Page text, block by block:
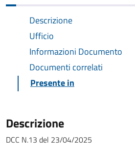
Descrizione
Ufficio
Informazioni Documento
Documenti correlati
Presente in
Descrizione
DCC N.13 del 23/04/2025